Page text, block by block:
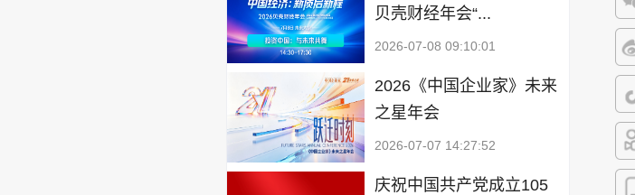
微
微
抖
快
贝壳财经年会“...
2026-07-08 09:10:01
2026《中国企业家》未来
之星年会
2026-07-07 14:27:52
庆祝中国共产党成立105